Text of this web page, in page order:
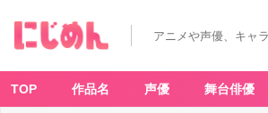
アニメや声優、キャ
TOP 作品名 声優 舞台俳優